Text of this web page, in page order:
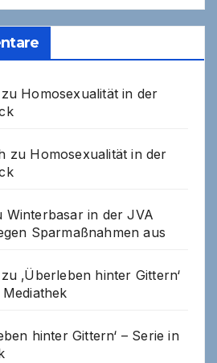
zu Homosexualität in der
zu Homosexualität in der
Winterbasar in der JVA
Sparmaßnahmen aus
zu ‚Überleben hinter Gittern‘
hinter Gittern‘ – Serie in